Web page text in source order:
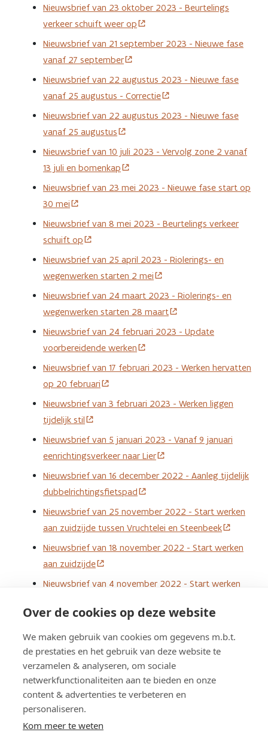
Over de cookies op deze website
We maken gebruik van cookies om gegevens m.b.t.
de prestaties en het gebruik van deze website te
verzamelen & analyseren, om sociale
netwerkfunctionaliteiten aan te bieden en onze
content & advertenties te verbeteren en
personaliseren.
Kom meer te weten
Nieuwsbrief van 23 oktober 2023 - Beurtelings
verkeer schuift weer op
Nieuwsbrief van 21 september 2023 - Nieuwe fase
vanaf 27 september
Nieuwsbrief van 22 augustus 2023 - Nieuwe fase
vanaf 25 augustus - Correctie
Nieuwsbrief van 22 augustus 2023 - Nieuwe fase
vanaf 25 augustus
Nieuwsbrief van 10 juli 2023 - Vervolg zone 2 vanaf
13 juli en bomenkap
Nieuwsbrief van 23 mei 2023 - Nieuwe fase start op
30 mei
Nieuwsbrief van 8 mei 2023 - Beurtelings verkeer
schuift op
Nieuwsbrief van 25 april 2023 - Riolerings- en
wegenwerken starten 2 mei
Nieuwsbrief van 24 maart 2023 - Riolerings- en
wegenwerken starten 28 maart
Nieuwsbrief van 24 februari 2023 - Update
voorbereidende werken
Nieuwsbrief van 17 februari 2023 - Werken hervatten
op 20 februari
Nieuwsbrief van 3 februari 2023 - Werken liggen
tijdelijk stil
Nieuwsbrief van 5 januari 2023 - Vanaf 9 januari
eenrichtingsverkeer naar Lier
Nieuwsbrief van 16 december 2022 - Aanleg tijdelijk
dubbelrichtingsfietspad
Nieuwsbrief van 25 november 2022 - Start werken
aan zuidzijde tussen Vruchtelei en Steenbeek
Nieuwsbrief van 18 november 2022 - Start werken
aan zuidzijde
Nieuwsbrief van 4 november 2022 - Start werken
Wenst u deze informatie ook rechtstreeks in uw mailbox
te ontvangen? Laat uw e-mailadres dan achter via het
oranje kader bovenaan (of onderaan als u mobiel surft).
Schrijf u in op de nieuwsbrief